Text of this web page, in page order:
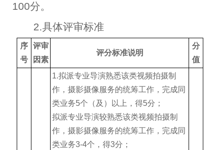
100分。
2.具体评审标准
序
号
评审
因素
评分标准说明
分
值
1.拟派专业导演熟悉该类视频拍摄制
作，摄影摄像服务的统筹工作，完成同
类业务5个（及）以上，得5分；
拟派专业导演较熟悉该类视频拍摄制
作，摄影摄像服务的统筹工作，完成同
类业务3-4个，得3分；